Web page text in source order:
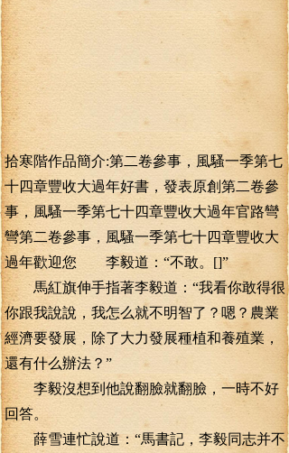
拾寒階作品簡介:第二卷參事，風騷一季第七
十四章豐收大過年好書，發表原創第二卷參
事，風騷一季第七十四章豐收大過年官路彎
彎第二卷參事，風騷一季第七十四章豐收大
過年歡迎您 李毅道：“不敢。[]”
馬紅旗伸手指著李毅道：“我看你敢得很
你跟我說說，我怎么就不明智了？嗯？農業
經濟要發展，除了大力發展種植和養殖業，
還有什么辦法？”
李毅沒想到他說翻臉就翻臉，一時不好
回答。
薛雪連忙說道：“馬書記，李毅同志并不